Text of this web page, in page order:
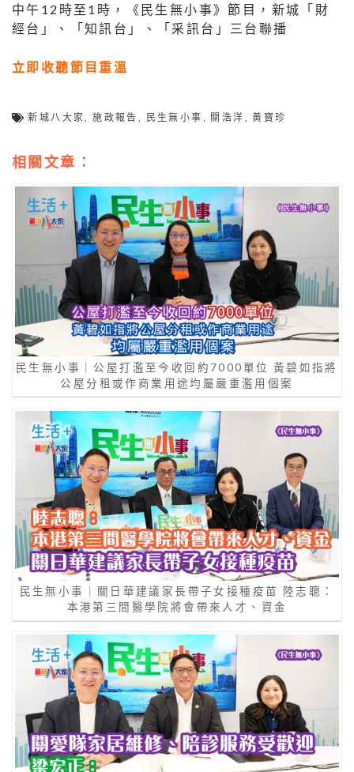
中午12時至1時，《民生無小事》節目，新城「財
經台」、「知訊台」、「采訊台」三台聯播
立即收聽節目重溫
新城八大家 ,施政報告 民生無小事 關浩洋 ,黃寶珍
相關文章：
民生無小事｜公屋打濫至今收回約7000單位 黃碧如指將
公屋分租或作商業用途均屬嚴重濫用個案
民生無小事｜關日華建議家長帶子女接種疫苗 陸志聰：
本港第三間醫學院將會帶來人才、資金